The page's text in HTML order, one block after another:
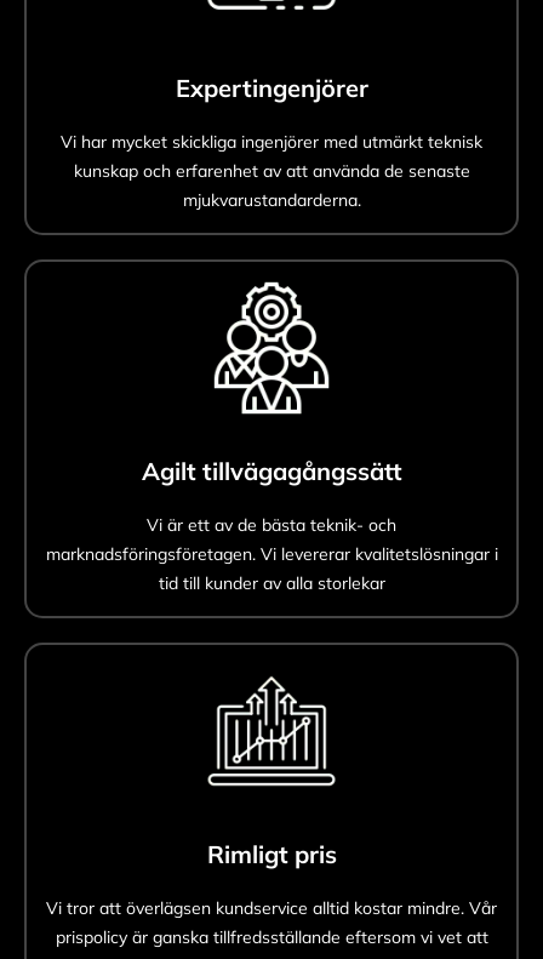
Expertingenjörer
Vi har mycket skickliga ingenjörer med utmärkt teknisk
kunskap och erfarenhet av att använda de senaste
mjukvarustandarderna.
Agilt tillvägagångssätt
Vi är ett av de bästa teknik- och
marknadsföringsföretagen. Vi levererar kvalitetslösningar i
tid till kunder av alla storlekar
Rimligt pris
Vi tror att överlägsen kundservice alltid kostar mindre. Vår
prispolicy är ganska tillfredsställande eftersom vi vet att